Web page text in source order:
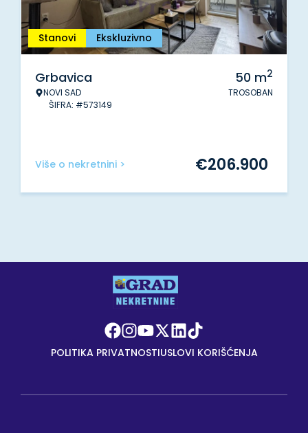
Stanovi Ekskluzivno
Grbavica
NOVI SAD
ŠIFRA: #573149
50 m2
TROSOBAN
Više o nekretnini > €206.900
POLITIKA PRIVATNOSTIUSLOVI KORIŠĆENJA